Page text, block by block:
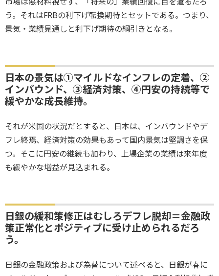
う。それはFRBの利下げ転換期待とセットである。つまり、
景気・業績見通しと利下げ期待の綱引きとなる。
日本の景気は①マイルドなインフレの定着、②
インバウンド、③経済対策、④円安の持続等で
緩やかな成長維持。
それが米国の状況だとすると、日本は、インバウンドやデ
フレ終焉、経済対策の効果もあって国内景気は堅調さを保
つ。そこに円安の継続も加わり、上場企業の業績は来年度
も緩やかな増益が見込まれる。
日銀の緩和策修正はむしろデフレ脱却＝金融政
策正常化とポジティブに受け止められるだろ
う。
日銀の金融政策および為替について述べると、日銀が春に